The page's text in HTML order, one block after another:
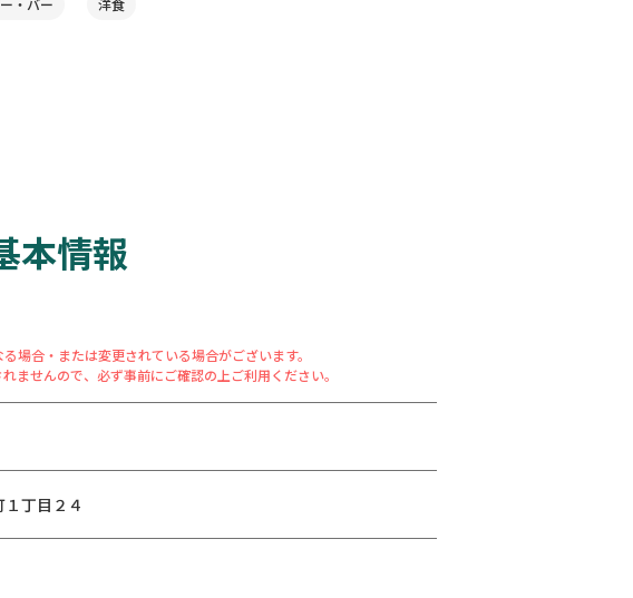
・バー 洋食
本情報
場合・または変更されている場合がございます。
ませんので、必ず事前にご確認の上ご利用ください。
丁目２４